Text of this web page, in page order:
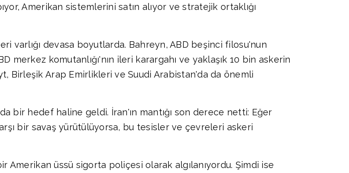
Amerikan sistemlerini satın alıyor ve stratejik ortaklığı
varlığı devasa boyutlarda. Bahreyn, ABD beşinci filosu'nun
merkez komutanlığı'nın ileri karargahı ve yaklaşık 10 bin askerin
Birleşik Arap Emirlikleri ve Suudi Arabistan'da da önemli
bir hedef haline geldi. İran'ın mantığı son derece netti: Eğer
bir savaş yürütülüyorsa, bu tesisler ve çevreleri askeri
üssü sigorta poliçesi olarak algılanıyordu. Şimdi ise